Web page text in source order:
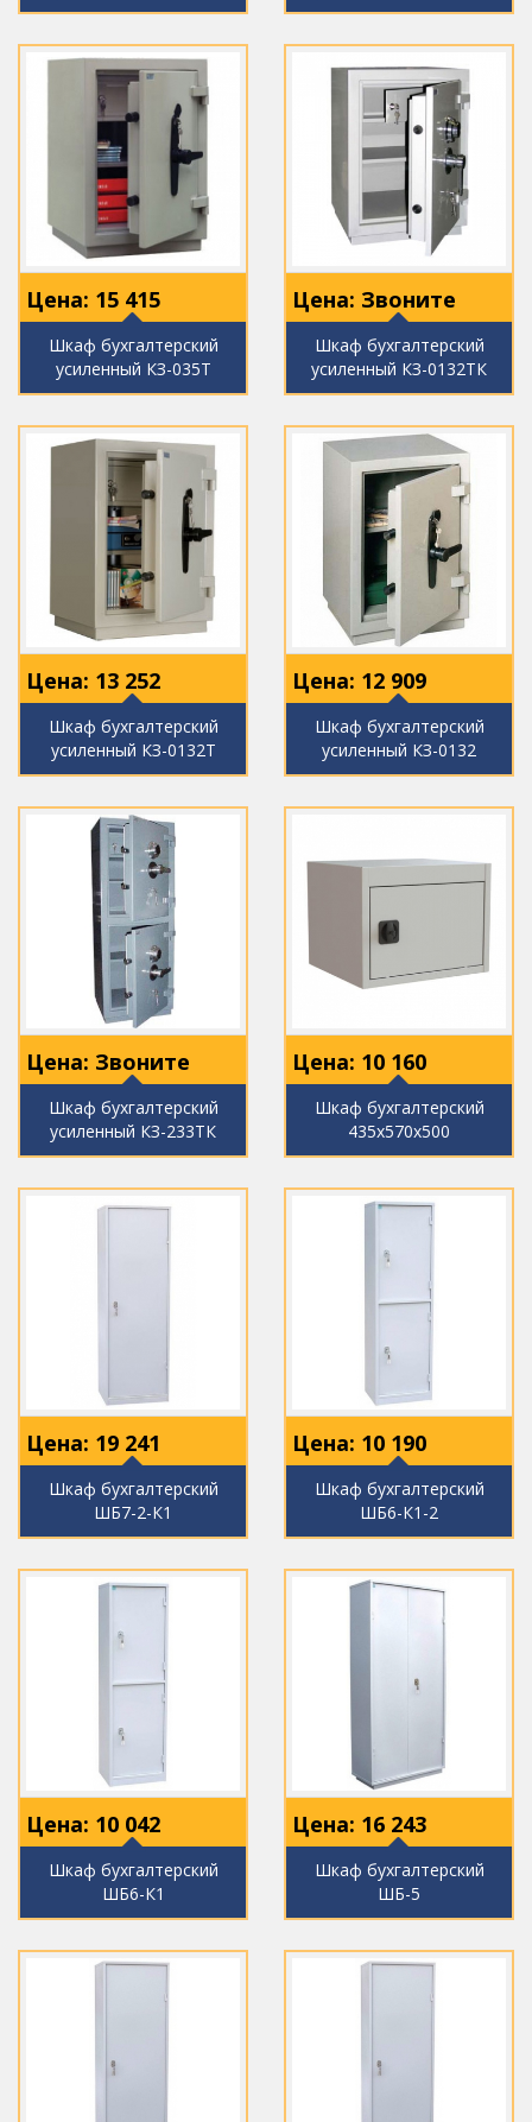
Цена: 15 415
Шкаф бухгалтерский
усиленный КЗ-035Т
Цена: Звоните
Шкаф бухгалтерский
усиленный КЗ-0132ТК
Цена: 13 252
Шкаф бухгалтерский
усиленный КЗ-0132Т
Цена: 12 909
Шкаф бухгалтерский
усиленный КЗ-0132
Цена: Звоните
Шкаф бухгалтерский
усиленный КЗ-233ТК
Цена: 10 160
Шкаф бухгалтерский
435х570х500
Цена: 19 241
Шкаф бухгалтерский
ШБ7-2-К1
Цена: 10 190
Шкаф бухгалтерский
ШБ6-К1-2
Цена: 10 042
Шкаф бухгалтерский
ШБ6-К1
Цена: 16 243
Шкаф бухгалтерский
ШБ-5